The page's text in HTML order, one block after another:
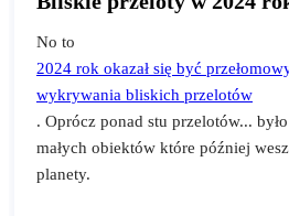
No to
2024 rok okazał się być
wykrywania bliskich przelotów
. Oprócz ponad stu przelotów...
małych obiektów które później
planety.